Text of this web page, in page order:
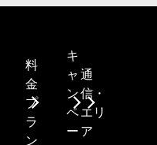
料
金
プ
ラ
ン
キ
ャ
ン
ペ
ー
通
信・
エリ
ア